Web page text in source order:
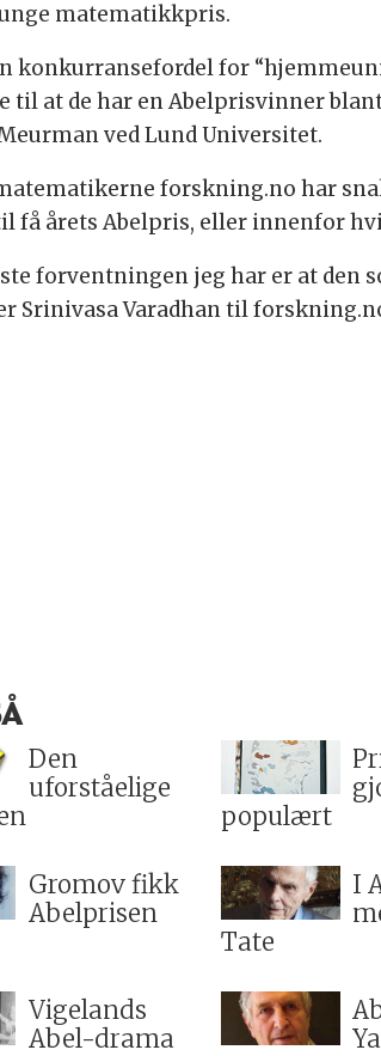
matematikkpris.
konkurransefordel for
til at de har en Abelprisvinner
ved Lund Universitet.
forskning.no har
få årets Abelpris, eller innenfor
forventningen jeg har er at den
Srinivasa Varadhan til
Den
uforståelige
populært
Gromov fikk
Abelprisen
I
Tate
Vigelands
Abel-drama